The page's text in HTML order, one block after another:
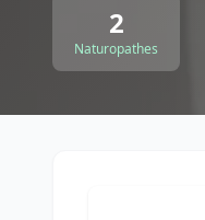
2
Naturopathes